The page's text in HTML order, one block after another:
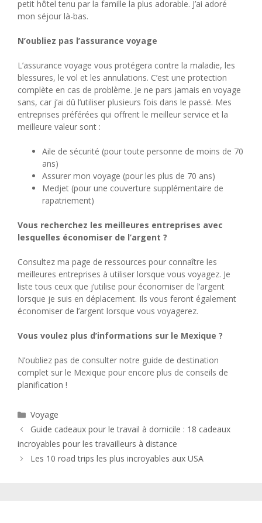
petit hôtel tenu par la famille la plus adorable. J’ai adoré
mon séjour là-bas.
N’oubliez pas l’assurance voyage
L’assurance voyage vous protégera contre la maladie, les
blessures, le vol et les annulations. C’est une protection
complète en cas de problème. Je ne pars jamais en voyage
sans, car j’ai dû l’utiliser plusieurs fois dans le passé. Mes
entreprises préférées qui offrent le meilleur service et la
meilleure valeur sont :
Aile de sécurité (pour toute personne de moins de 70
ans)
Assurer mon voyage (pour les plus de 70 ans)
Medjet (pour une couverture supplémentaire de
rapatriement)
Vous recherchez les meilleures entreprises avec
lesquelles économiser de l’argent ?
Consultez ma page de ressources pour connaître les
meilleures entreprises à utiliser lorsque vous voyagez. Je
liste tous ceux que j’utilise pour économiser de l’argent
lorsque je suis en déplacement. Ils vous feront également
économiser de l’argent lorsque vous voyagerez.
Vous voulez plus d’informations sur le Mexique ?
N’oubliez pas de consulter notre guide de destination
complet sur le Mexique pour encore plus de conseils de
planification !
Catégories
Voyage
Guide cadeaux pour le travail à domicile : 18 cadeaux
incroyables pour les travailleurs à distance
Les 10 road trips les plus incroyables aux USA